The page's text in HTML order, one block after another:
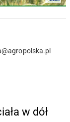
w dół